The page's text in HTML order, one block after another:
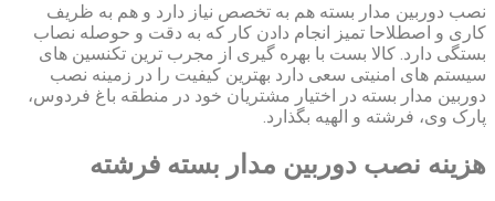
نصب دوربین مدار بسته هم به تخصص نیاز دارد و هم به ظریف
کاری و اصطلاحا تمیز انجام دادن کار که به دقت و حوصله نصاب
بستگی دارد. کالا بست با بهره گیری از مجرب ترین تکنسین های
سیستم های امنیتی سعی دارد بهترین کیفیت را در زمینه نصب
دوربین مدار بسته در اختیار مشتریان خود در منطقه باغ فردوس،
پارک وی، فرشته و الهیه بگذارد.
هزینه نصب دوربین مدار بسته فرشته